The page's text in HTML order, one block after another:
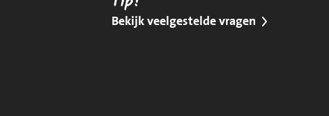
Bekijk veelgestelde vragen